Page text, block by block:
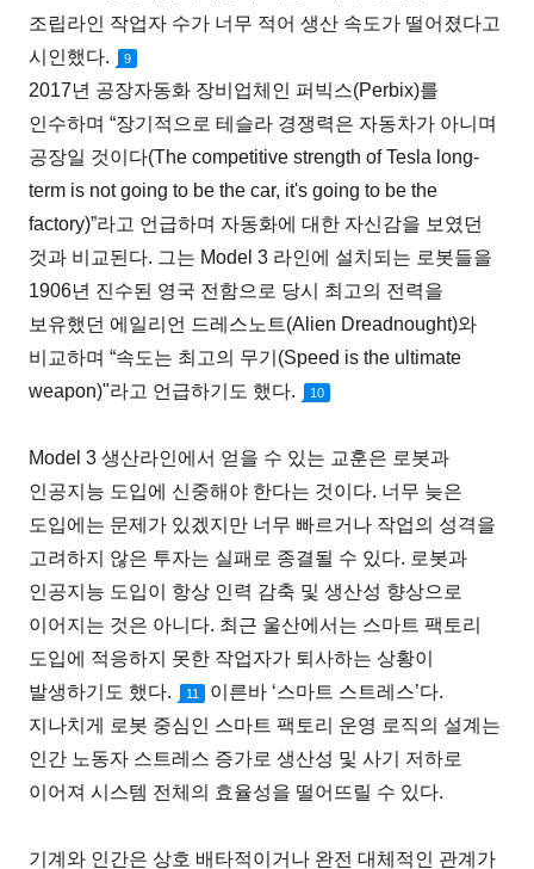
조립라인 작업자 수가 너무 적어 생산 속도가 떨어졌다고
시인했다.
9
2017년 공장자동화 장비업체인 퍼빅스(Perbix)를
인수하며 “장기적으로 테슬라 경쟁력은 자동차가 아니며
공장일 것이다(The competitive strength of Tesla long-
term is not going to be the car, it's going to be the
factory)”라고 언급하며 자동화에 대한 자신감을 보였던
것과 비교된다. 그는 Model 3 라인에 설치되는 로봇들을
1906년 진수된 영국 전함으로 당시 최고의 전력을
보유했던 에일리언 드레스노트(Alien Dreadnought)와
비교하며 “속도는 최고의 무기(Speed is the ultimate
weapon)"라고 언급하기도 했다.
10
Model 3 생산라인에서 얻을 수 있는 교훈은 로봇과
인공지능 도입에 신중해야 한다는 것이다. 너무 늦은
도입에는 문제가 있겠지만 너무 빠르거나 작업의 성격을
고려하지 않은 투자는 실패로 종결될 수 있다. 로봇과
인공지능 도입이 항상 인력 감축 및 생산성 향상으로
이어지는 것은 아니다. 최근 울산에서는 스마트 팩토리
도입에 적응하지 못한 작업자가 퇴사하는 상황이
발생하기도 했다.
11
이른바 ‘스마트 스트레스’다.
지나치게 로봇 중심인 스마트 팩토리 운영 로직의 설계는
인간 노동자 스트레스 증가로 생산성 및 사기 저하로
이어져 시스템 전체의 효율성을 떨어뜨릴 수 있다.
기계와 인간은 상호 배타적이거나 완전 대체적인 관계가